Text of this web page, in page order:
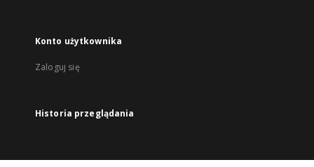
Konto użytkownika
Zaloguj się
Historia przeglądania